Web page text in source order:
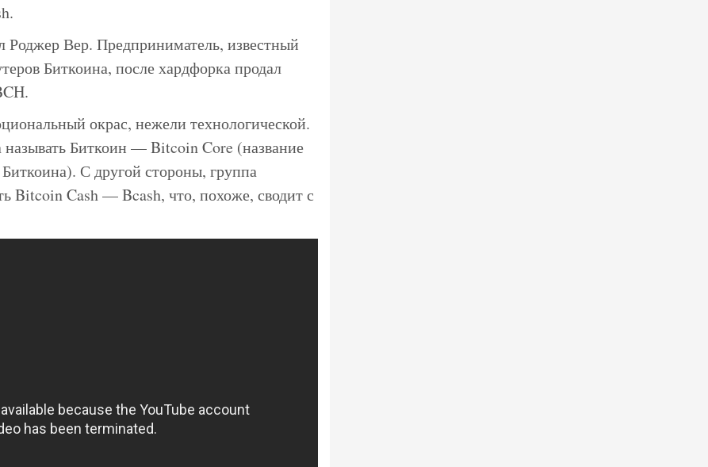
Роджер Вер. Предприниматель, известный
Биткоина, после хардфорка продал
окрас, нежели технологической.
Биткоин — Bitcoin Core (название
С другой стороны, группа
Bitcoin Cash — Bcash, что, похоже, сводит с